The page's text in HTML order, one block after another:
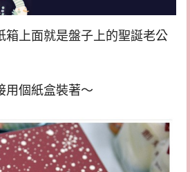
箱上面就是盤子上的聖誕老公
用個紙盒裝著～